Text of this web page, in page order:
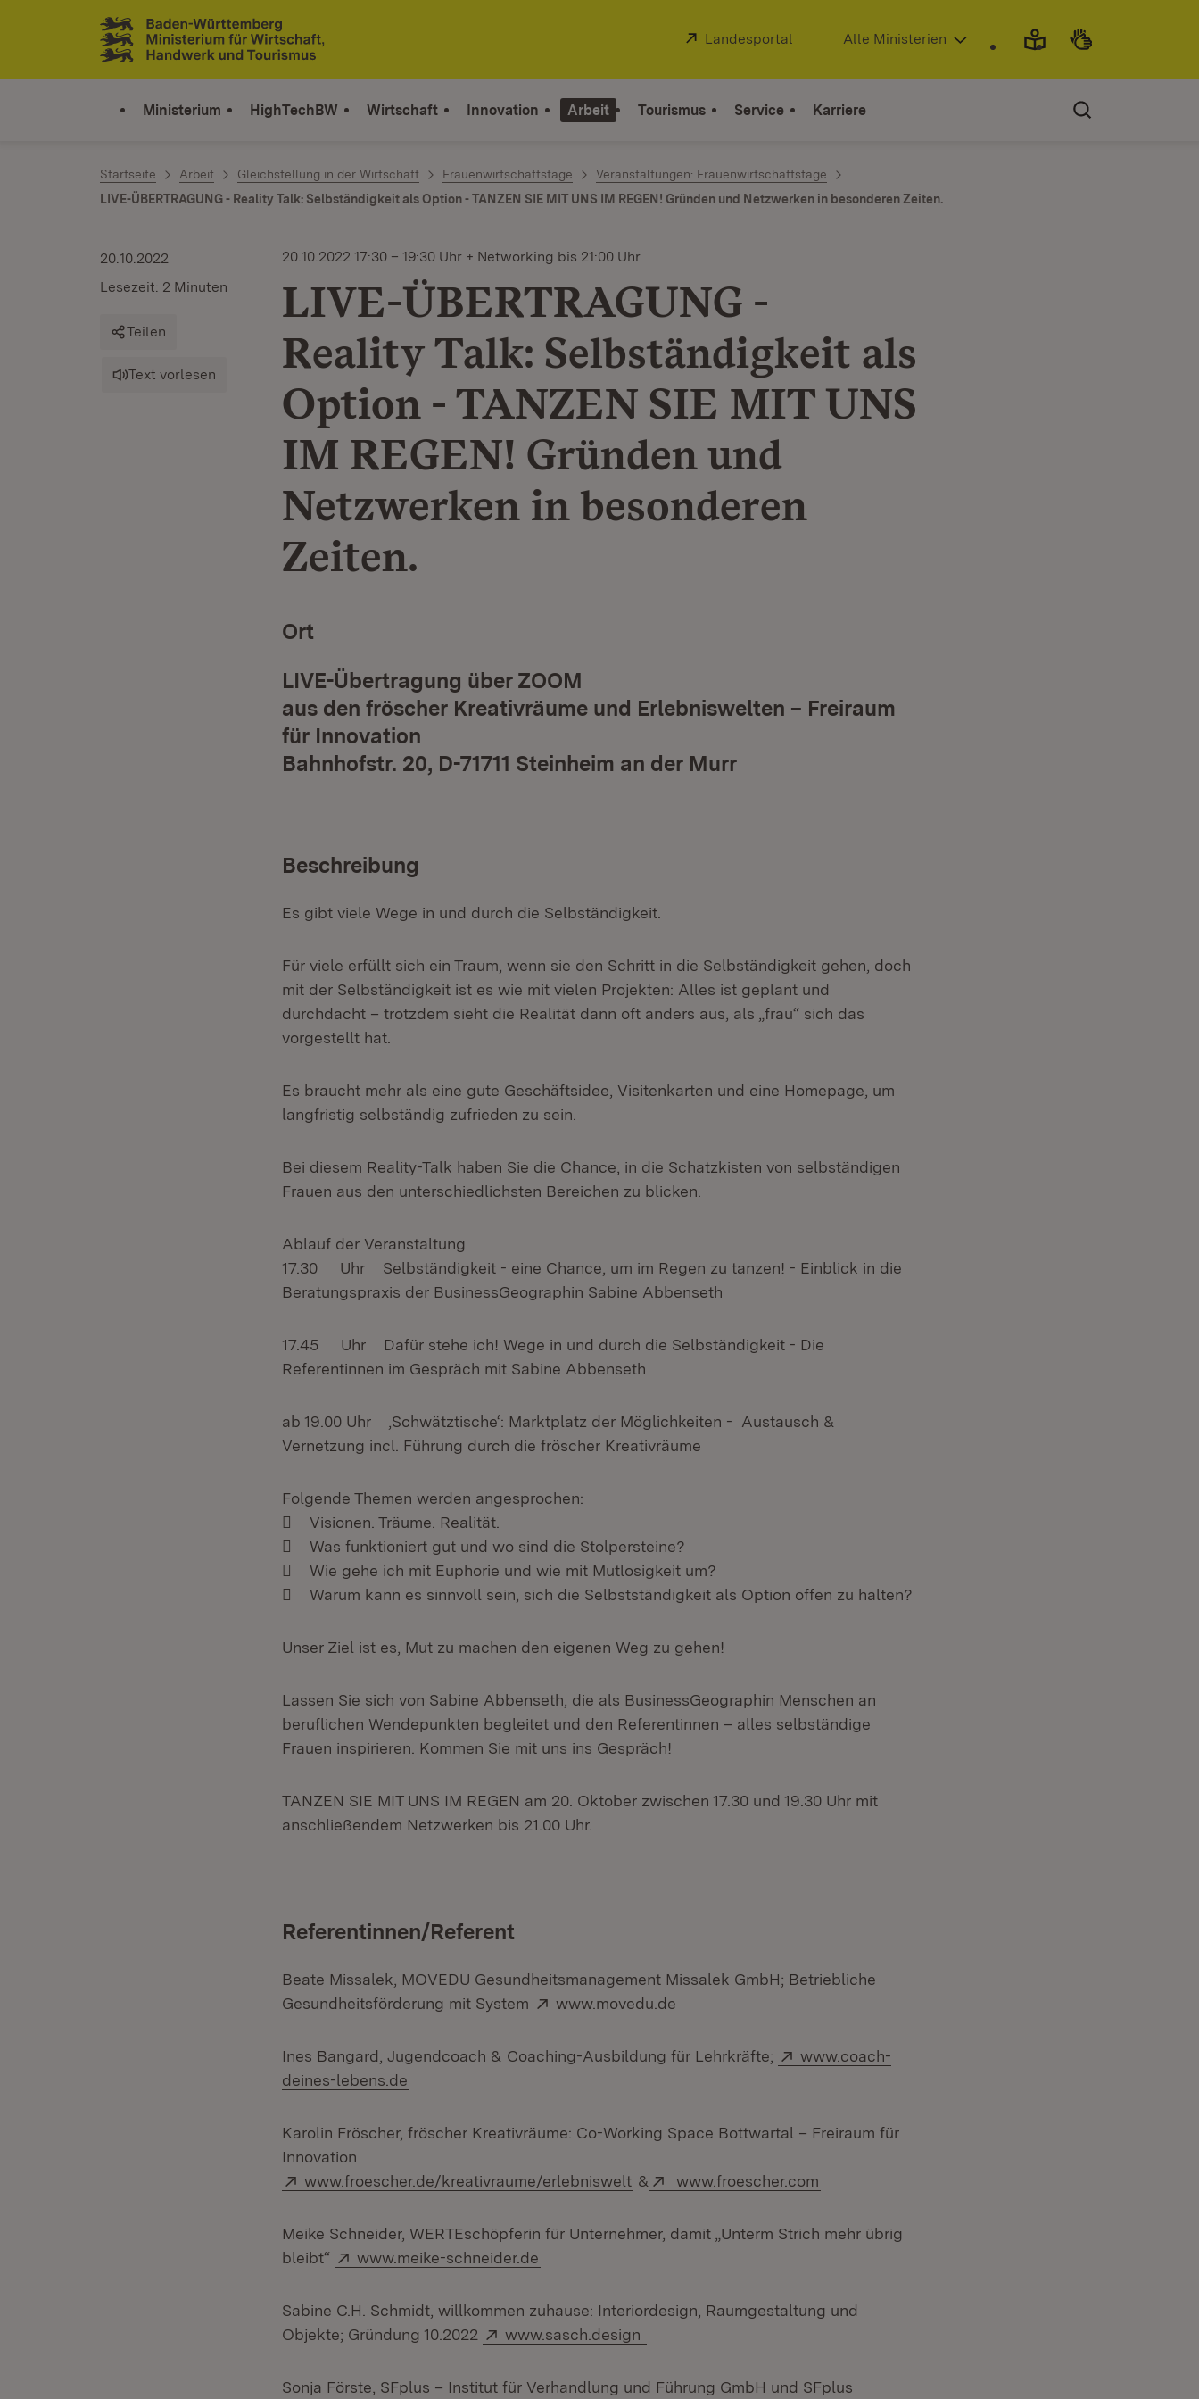
Zum Inhalt springen
Link zur Startseite
Extern:
Landesportal (Öffnet in neuem Fenster)
Alle Ministerien
Ministerium HighTechBW Wirtschaft Innovation Arbeit Tourismus Service Karriere
Startseite Arbeit Gleichstellung in der Wirtschaft Frauenwirtschaftstage
Veranstaltungen: Frauenwirtschaftstage
LIVE-ÜBERTRAGUNG - Reality Talk: Selbständigkeit als Option - TANZEN SIE MIT UNS IM REGEN! Gründen und Netzwerken in besonderen Zeiten.
20.10.2022 17:30 – 19:30 Uhr + Networking bis 21:00 Uhr
LIVE-ÜBERTRAGUNG -
Reality Talk: Selbständigkeit als
Option - TANZEN SIE MIT UNS
IM REGEN! Gründen und
Netzwerken in besonderen
Zeiten.
20.10.2022
Lesezeit: 2 Minuten
Teilen
Text vorlesen
Ort
LIVE-Übertragung über ZOOM
aus den fröscher Kreativräume und Erlebniswelten – Freiraum
für Innovation
Bahnhofstr. 20, D-71711 Steinheim an der Murr
Beschreibung
Es gibt viele Wege in und durch die Selbständigkeit.
Für viele erfüllt sich ein Traum, wenn sie den Schritt in die Selbständigkeit gehen, doch
mit der Selbständigkeit ist es wie mit vielen Projekten: Alles ist geplant und
durchdacht – trotzdem sieht die Realität dann oft anders aus, als „frau“ sich das
vorgestellt hat.
Es braucht mehr als eine gute Geschäftsidee, Visitenkarten und eine Homepage, um
langfristig selbständig zufrieden zu sein.
Bei diesem Reality-Talk haben Sie die Chance, in die Schatzkisten von selbständigen
Frauen aus den unterschiedlichsten Bereichen zu blicken.
Ablauf der Veranstaltung
17.30 Uhr Selbständigkeit - eine Chance, um im Regen zu tanzen! - Einblick in die
Beratungspraxis der BusinessGeographin Sabine Abbenseth
17.45 Uhr Dafür stehe ich! Wege in und durch die Selbständigkeit - Die
Referentinnen im Gespräch mit Sabine Abbenseth
ab 19.00 Uhr ‚Schwätztische‘: Marktplatz der Möglichkeiten - Austausch &
Vernetzung incl. Führung durch die fröscher Kreativräume
Folgende Themen werden angesprochen:
 Visionen. Träume. Realität.
 Was funktioniert gut und wo sind die Stolpersteine?
 Wie gehe ich mit Euphorie und wie mit Mutlosigkeit um?
 Warum kann es sinnvoll sein, sich die Selbstständigkeit als Option offen zu halten?
Unser Ziel ist es, Mut zu machen den eigenen Weg zu gehen!
Lassen Sie sich von Sabine Abbenseth, die als BusinessGeographin Menschen an
beruflichen Wendepunkten begleitet und den Referentinnen – alles selbständige
Frauen inspirieren. Kommen Sie mit uns ins Gespräch!
TANZEN SIE MIT UNS IM REGEN am 20. Oktober zwischen 17.30 und 19.30 Uhr mit
anschließendem Netzwerken bis 21.00 Uhr.
Referentinnen/Referent
Beate Missalek, MOVEDU Gesundheitsmanagement Missalek GmbH; Betriebliche
Gesundheitsförderung mit System
Extern:
www.movedu.de
Ines Bangard, Jugendcoach & Coaching-Ausbildung für Lehrkräfte; Extern:
www.coach-
deines-lebens.de
Karolin Fröscher, fröscher Kreativräume: Co-Working Space Bottwartal – Freiraum für
Innovation
Extern:
www.froescher.de/kreativraume/erlebniswelt (Öffnet in neuem Fenster)
& Extern:
www.froescher.com
Meike Schneider, WERTEschöpferin für Unternehmer, damit „Unterm Strich mehr übrig
bleibt“
Extern:
www.meike-schneider.de
Sabine C.H. Schmidt, willkommen zuhause: Interiordesign, Raumgestaltung und
Objekte; Gründung 10.2022
Extern:
www.sasch.design
Sonja Förste, SFplus – Institut für Verhandlung und Führung GmbH und SFplus